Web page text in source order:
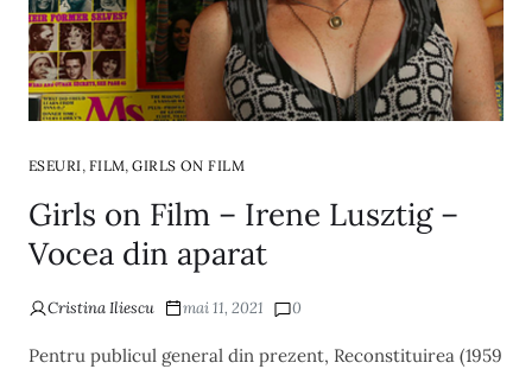
ESEURI, FILM,GIRLS ON FILM
Girls on Film – Irene Lusztig –
Vocea din aparat
Cristina Iliescu mai 11, 2021 0
Pentru publicul general din prezent, Reconstituirea (1959